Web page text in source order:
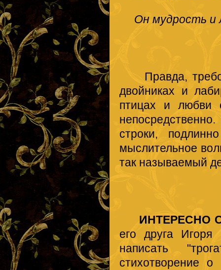
Он мудрость и
Правда,
двойниках и
птицах и любви
строки,
мыслительное
так называемый
ИНТЕРЕСНО
его друга Игоря
написать
стихотворение